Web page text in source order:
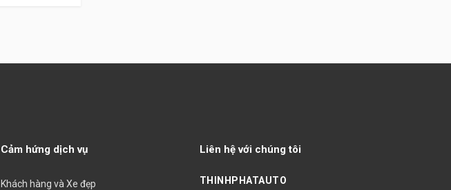
Cảm hứng dịch vụ
Khách hàng và Xe đẹp
Liên hệ với chúng tôi
THINHPHATAUTO